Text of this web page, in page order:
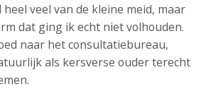
veel van de kleine meid, maar
dat ging ik echt niet volhouden.
naar het consultatiebureau,
als kersverse ouder terecht